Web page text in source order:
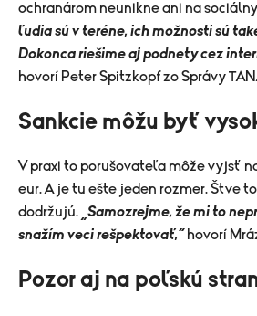
ochranárom neunikne ani na
ľudia sú v teréne, ich možnosti sú
Dokonca riešime aj podnety cez
hovorí Peter Spitzkopf zo Správy
Sankcie môžu byť
V praxi to porušovateľa môže vyjsť
eur.A je tu ešte jeden rozmer. Štve
dodržujú. „Samozrejme, že mi to
snažím veci rešpektovať,“ hovorí
Pozor aj na poľskú